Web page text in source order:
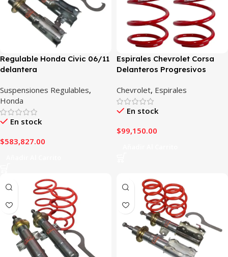
Regulable Honda Civic 06/11
delantera
Suspensiones Regulables,
Honda
En stock
$583,827.00
Espirales Chevrolet Corsa
Delanteros Progresivos
Chevrolet, Espirales
En stock
$99,150.00